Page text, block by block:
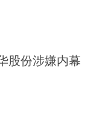
股份涉嫌内幕